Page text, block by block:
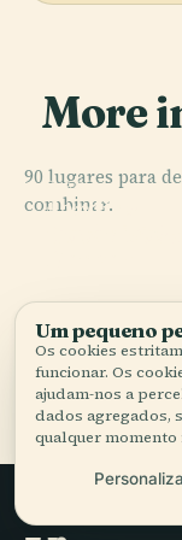
More
90 lugares para
combinar.
PLACE
PLACE
Jardins
Um pequeno
Os cookies
funcionar. Os
ajudam-nos a
dados agregados,
qualquer momento